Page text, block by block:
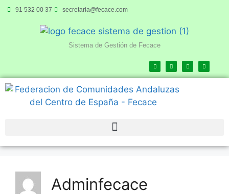
91 532 00 37 secretaria@fecace.com
Sistema de Gestión de Fecace
Adminfecace